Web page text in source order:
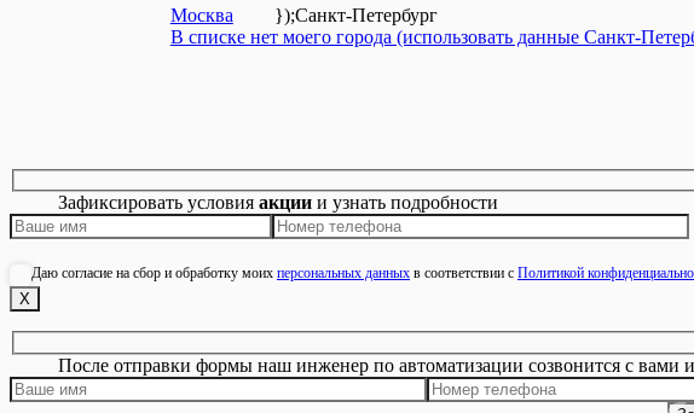
Москва });Санкт-Петербург
В списке нет моего города (использовать данные Санкт-
Зафиксировать условия акции и узнать подробности
Даю согласие на сбор и обработку моих персональных данных в соответствии с Политикой
Х
После отправки формы наш инженер по автоматизации созвонится с вами и